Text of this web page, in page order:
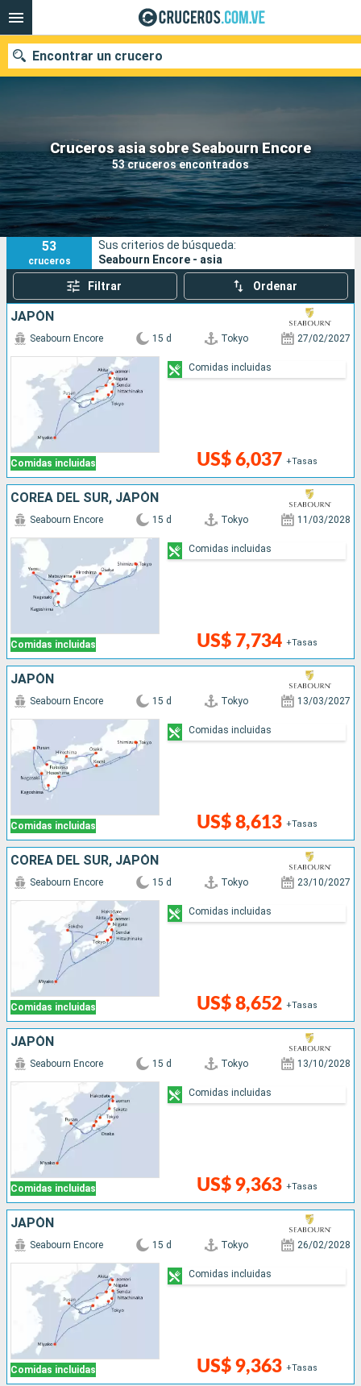
Cruceros asia sobre Seabourn Encore
53 cruceros encontrados
Encontrar un crucero
Nuestros destinos
Fecha de salida
Puertos Compañías
Buscar
53
cruceros
Sus criterios de búsqueda:
Seabourn Encore - asia
Filtrar Ordenar
JAPÓN
Comidas incluidas
Seabourn Encore 15 d Tokyo 27/02/2027
US$ 6,037 +Tasas
Comidas incluidas
COREA DEL SUR, JAPÓN
Comidas incluidas
Seabourn Encore 15 d Tokyo 11/03/2028
US$ 7,734 +Tasas
Comidas incluidas
JAPÓN
Comidas incluidas
Seabourn Encore 15 d Tokyo 13/03/2027
US$ 8,613 +Tasas
Comidas incluidas
COREA DEL SUR, JAPÓN
Comidas incluidas
Seabourn Encore 15 d Tokyo 23/10/2027
US$ 8,652 +Tasas
Comidas incluidas
JAPÓN
Comidas incluidas
Seabourn Encore 15 d Tokyo 13/10/2028
US$ 9,363 +Tasas
Comidas incluidas
JAPÓN
Comidas incluidas
Seabourn Encore 15 d Tokyo 26/02/2028
US$ 9,363 +Tasas
Comidas incluidas